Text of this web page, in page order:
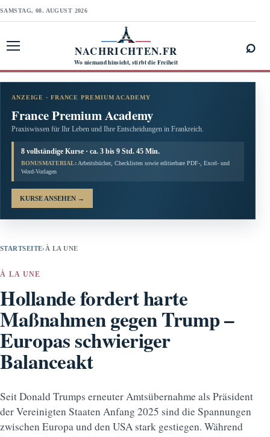
SAMSTAG, 08. AUGUST 2026
NACHRICHTEN.FR
Wo niemand hinsieht, stirbt die Freiheit
⌕
ANZEIGE · FRANCE PREMIUM ACADEMY
France Premium Academy
Praxiswissen für Ihr Leben und Ihre Entscheidungen in Frankreich.
8 vollständige Kurse · ca. 3 bis 9 Std. 45 Min.
BONUSMATERIAL: Arbeitsbücher, Checklisten sowie editierbare PDF-, Excel- und
Word-Vorlagen
KURSE ANSEHEN →
STARTSEITE› À LA UNE
À LA UNE
Hollande fordert harte
Maßnahmen gegen Trump –
Europas schwieriger
Balanceakt
Seit Donald Trumps erneuter Amtsübernahme als Präsident
der Vereinigten Staaten Anfang 2025 sind die Spannungen
zwischen Europa und den USA stark gestiegen. Während